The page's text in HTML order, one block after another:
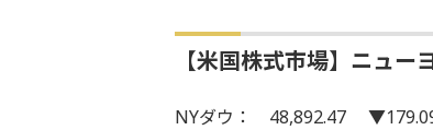
【米国株式市場】ニュー
NYダウ： 48,892.47